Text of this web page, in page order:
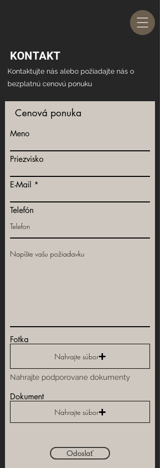
KONTAKT
Kontaktujte nás alebo požiadajte nás o
bezplatnú cenovú ponuku
Cenová ponuka
Meno
Priezvisko
E-Mail
Telefón
Fotka
Nahrajte súbor
Nahrajte podporovane dokumenty
Dokument
Nahrajte súbor
Odoslať